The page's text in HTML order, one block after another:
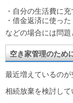
・自分の生活費に充
・借金返済に使った
などの場合には問題
空き家管理のため
最近増えているのが
相続放棄を検討して